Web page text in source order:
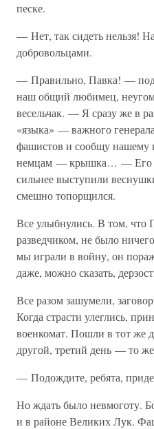
песке.
— Нет, так сидеть нельзя!
добровольцами.
— Правильно, Павка! —
наш общий любимец,
весельчак. — Я сразу же в
«языка» — важного
фашистов и сообщу
немцам — крышка… — Его
сильнее выступили
смешно топорщился.
Все улыбнулись. В том, что
разведчиком, не было
мы играли в войну, он
даже, можно сказать,
Все разом зашумели,
Когда страсти улеглись,
военкомат. Пошли в тот же
другой, третий день — то
— Подождите, ребята,
Но ждать было невмоготу.
и в районе Великих Лук.